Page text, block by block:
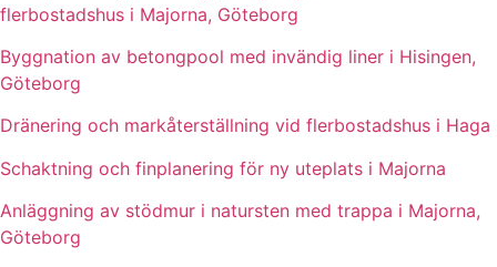
flerbostadshus i Majorna, Göteborg
Byggnation av betongpool med invändig liner i Hisingen,
Göteborg
Dränering och markåterställning vid flerbostadshus i Haga
Schaktning och finplanering för ny uteplats i Majorna
Anläggning av stödmur i natursten med trappa i Majorna,
Göteborg